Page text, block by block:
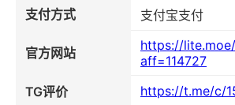
支付方式
支付宝支付
官方网站
https://
aff=114727
TG评价
https://t.me/c/